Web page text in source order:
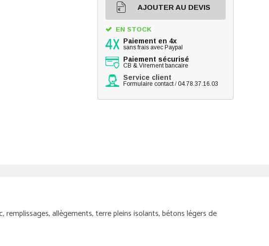
AJOUTER AU DEVIS
EN STOCK
Paiement en 4x
sans frais avec Paypal
Paiement sécurisé
CB & Virement bancaire
Service client
Formulaire contact/04.78.37.16.03
allègements, terre pleins isolants, bétons légers de